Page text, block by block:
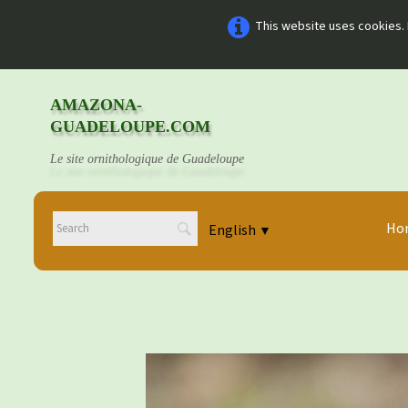
This website uses
AMAZONA-
GUADELOUPE.COM
Le site ornithologique de Guadeloupe
English ▼